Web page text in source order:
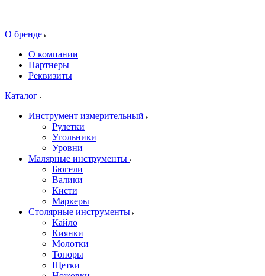
О бренде
О компании
Партнеры
Реквизиты
Каталог
Инструмент измерительный
Рулетки
Угольники
Уровни
Малярные инструменты
Бюгели
Валики
Кисти
Маркеры
Столярные инструменты
Кайло
Киянки
Молотки
Топоры
Щетки